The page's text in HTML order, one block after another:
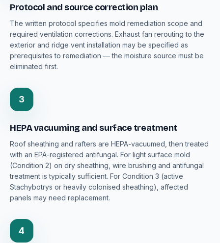
Protocol and source correction plan
The written protocol specifies mold remediation scope and
required ventilation corrections. Exhaust fan rerouting to the
exterior and ridge vent installation may be specified as
prerequisites to remediation — the moisture source must be
eliminated first.
3
HEPA vacuuming and surface treatment
Roof sheathing and rafters are HEPA-vacuumed, then treated
with an EPA-registered antifungal. For light surface mold
(Condition 2) on dry sheathing, wire brushing and antifungal
treatment is typically sufficient. For Condition 3 (active
Stachybotrys or heavily colonised sheathing), affected
panels may need replacement.
4